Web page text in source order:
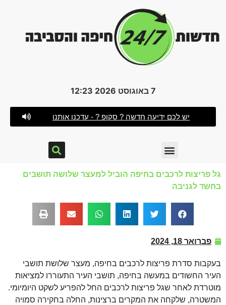
7 באוגוסט 2026 12:23
יש לכם ידיעה חדשה ? סקופ ? - עדכנו אותנו
גל פריצות לרכבים בחיפה הוביל למעצר שלושה תושבים
בחשד לגניבה
פברואר 18, 2024
בעקבות סדרת פריצות לרכבים בחיפה, מעצר שלושת תושבי
העיר החשודים במעשה בחיפה, תושבי העיר התעוררו למציאות
מוטרדת לאחר שגל פריצות לרכבים החל להפריע לשקט היומיומי.
המשטרה, שלקחה את המקרים ברצינות, החלה בחקירה סמויה